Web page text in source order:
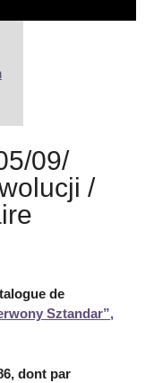
09/
/
de
Sztandar”,
dont par